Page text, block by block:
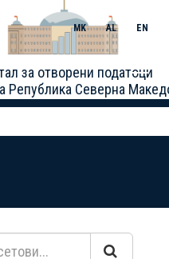
за отворени податоци
Република Северна
MK AL EN
Toggle